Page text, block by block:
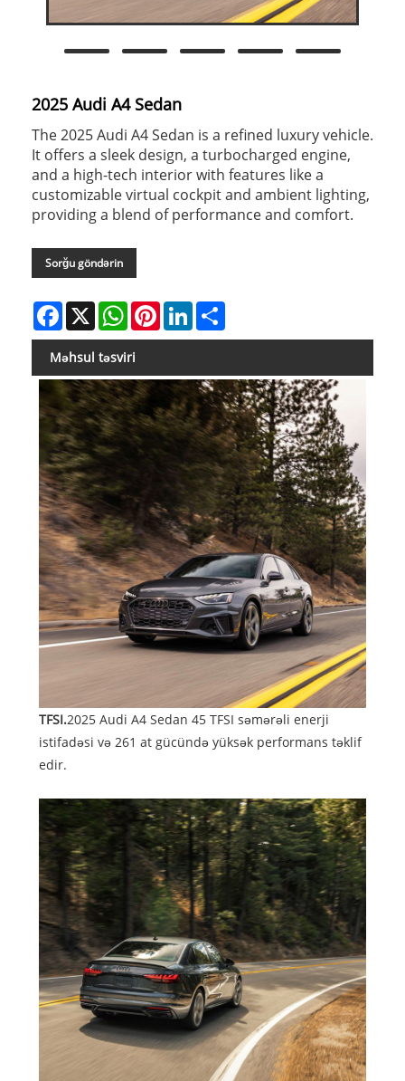
2025 Audi A4 Sedan
The 2025 Audi A4 Sedan is a refined luxury vehicle.
It offers a sleek design, a turbocharged engine,
and a high-tech interior with features like a
customizable virtual cockpit and ambient lighting,
providing a blend of performance and comfort.
Sorğu göndərin
Facebook
X WhatsAppPinterestLinkedIn
Məhsul təsviri
TFSI.2025 Audi A4 Sedan 45 TFSI səmərəli enerji
istifadəsi və 261 at gücündə yüksək performans təklif
edir.